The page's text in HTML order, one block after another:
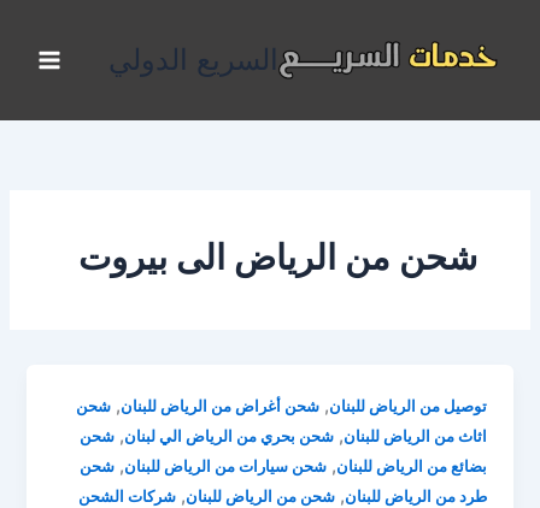
المحتوى
السريع الدولي
شحن من الرياض الى بيروت
توصيل من الرياض للبنان,شحن أغراض من الرياض للبنان,شحن
اثاث من الرياض للبنان,شحن بحري من الرياض الي لبنان,شحن
بضائع من الرياض للبنان,شحن سيارات من الرياض للبنان,شحن
طرد من الرياض للبنان,شحن من الرياض للبنان,شركات الشحن